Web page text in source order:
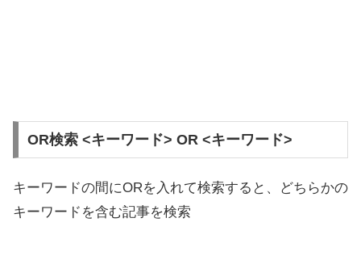
OR検索 <キーワード> OR <キーワード>
キーワードの間にORを入れて検索すると、どちらかの
キーワードを含む記事を検索